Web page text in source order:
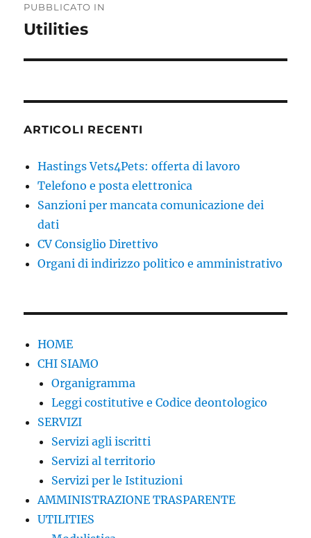
articoli
PUBBLICATO IN
Utilities
ARTICOLI RECENTI
Hastings Vets4Pets: offerta di lavoro
Telefono e posta elettronica
Sanzioni per mancata comunicazione dei
dati
CV Consiglio Direttivo
Organi di indirizzo politico e amministrativo
HOME
CHI SIAMO
Organigramma
Leggi costitutive e Codice deontologico
SERVIZI
Servizi agli iscritti
Servizi al territorio
Servizi per le Istituzioni
AMMINISTRAZIONE TRASPARENTE
UTILITIES